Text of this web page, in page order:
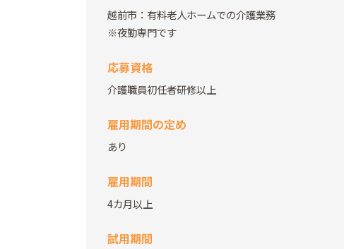
越前市：有料老人ホームでの介護業務
※夜勤専門です
応募資格
介護職員初任者研修以上
雇用期間の定め
あり
雇用期間
4カ月以上
試用期間